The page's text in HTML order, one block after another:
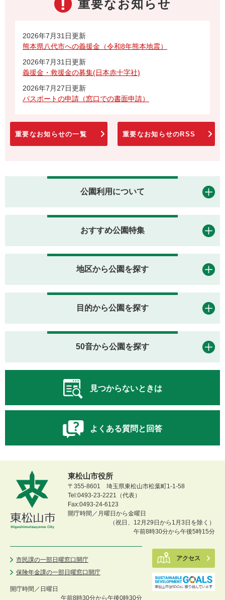
重要なお知らせ
2026年7月31日更新
熊本県八代市への義援金（令和8年熊本地震）
2026年7月31日更新
義援金・救援金の募集(日本赤十字社)
2026年7月27日更新
パスポートの申請（窓口での書面申請）
重要なお知らせの一覧 重要なお知らせのRSS
公園利用について
おすすめ公園特集
地区から公園を探す
目的から公園を探す
50音から公園を探す
見つからないときは
よくある質問と回答
東松山市役所
〒355-8601 埼玉県東松山市松葉町1-1-58
Tel:0493-23-2221（代表）
Fax:0493-24-6123
開庁時間／月曜日から金曜日
（祝日、12月29日から1月3日を除く）
午前8時30分から午後5時15分
市民課の一部日曜窓口開庁
保険年金課の一部日曜窓口開庁
開庁時間／ 日曜日
午前8時30分から午後0時30分
アクセス